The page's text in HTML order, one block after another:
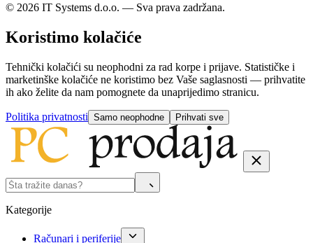
© 2026 IT Systems d.o.o. — Sva prava zadržana.
Koristimo kolačiće
Tehnički kolačići su neophodni za rad korpe i prijave. Statističke i
marketinške kolačiće ne koristimo bez Vaše saglasnosti — prihvatite
ih ako želite da nam pomognete da unaprijedimo stranicu.
Politika privatnosti Samo neophodne Prihvati sve
Kategorije
Računari i periferije